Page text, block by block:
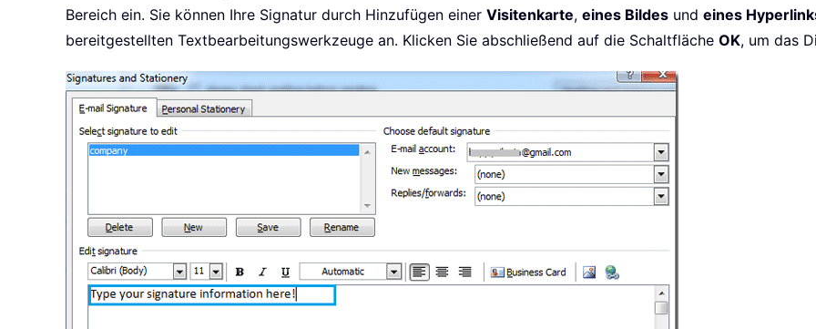
Bereich ein. Sie können Ihre Signatur durch Hinzufügen einer Visitenkarte, eines Bildes und eines
bereitgestellten Textbearbeitungswerkzeuge an. Klicken Sie abschließend auf die Schaltfläche OK, um das